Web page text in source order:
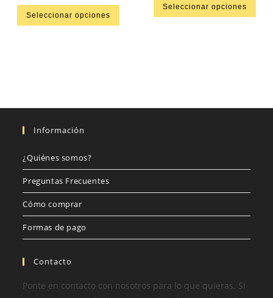
Seleccionar opciones
Seleccionar opciones
Información
¿Quiénes somos?
Preguntas Frecuentes
Cómo comprar
Formas de pago
Contacto
Ponte en contacto con nosotros para lo que quieras. Si